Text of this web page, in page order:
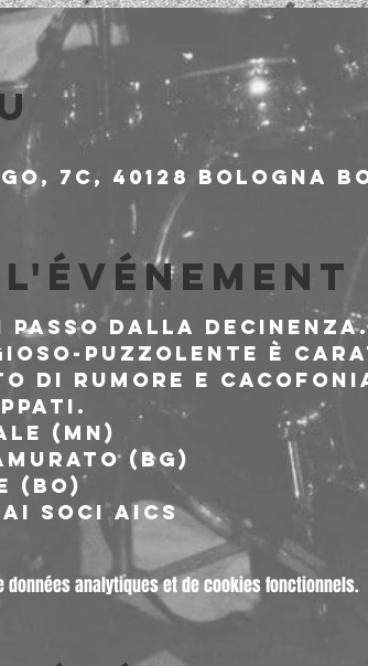
7c, 40128 Bologna
passo dalla
puzzolente è
di rumore e
(MN)
(BG)
(BO)
AI SOCI AICS
analytiques et de cookies fonctionnels.